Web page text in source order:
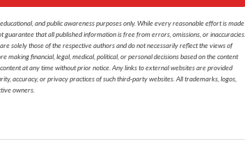
and public awareness purposes only. While every reasonable effort is made
that all published information is free from errors, omissions, or inaccuracies.
solely those of the respective authors and do not necessarily reflect the views of
financial, legal, medical, political, or personal decisions based on the content
at any time without prior notice. Any links to external websites are provided
accuracy, or privacy practices of such third-party websites. All trademarks, logos,
owners.